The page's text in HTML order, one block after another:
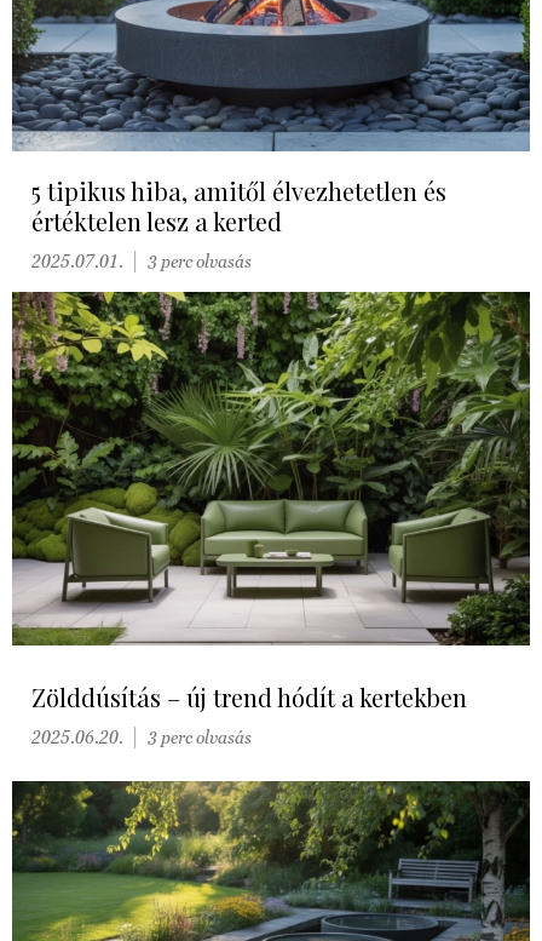
5 tipikus hiba, amitől élvezhetetlen és
értéktelen lesz a kerted
2025.07.01. 3 perc olvasás
Zölddúsítás – új trend hódít a kertekben
2025.06.20. 3 perc olvasás